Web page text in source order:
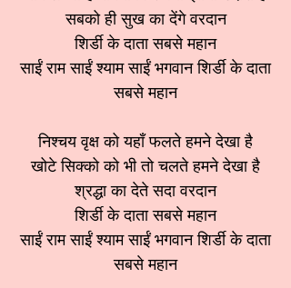
सबको ही सुख का देंगे वरदान
शिर्डी के दाता सबसे महान
साईं राम साईं श्याम साईं भगवान शिर्डी के दाता
सबसे महान
निश्चय वृक्ष को यहाँ फलते हमने देखा है
खोटे सिक्को को भी तो चलते हमने देखा है
श्रद्धा का देते सदा वरदान
शिर्डी के दाता सबसे महान
साईं राम साईं श्याम साईं भगवान शिर्डी के दाता
सबसे महान